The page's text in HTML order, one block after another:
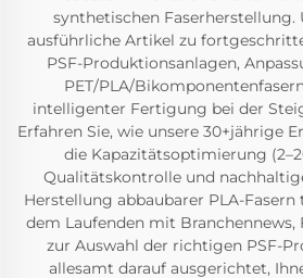
synthetischen Faserherstellung.
ausführliche Artikel zu
PSF-Produktionsanlagen,
PET/PLA/
intelligenter Fertigung bei der
Erfahren Sie, wie unsere 30+jährige
die Kapazitätsoptimierung
Qualitätskontrolle und
Herstellung abbaubarer PLA-
dem Laufenden mit Branchennews,
zur Auswahl der richtigen PSF-
allesamt darauf ausgerichtet,